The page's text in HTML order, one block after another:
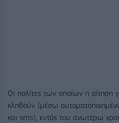
Οι πολίτες των οποίων η αίτηση
κληθούν (μέσω
και sms), εντός του ανωτέρω